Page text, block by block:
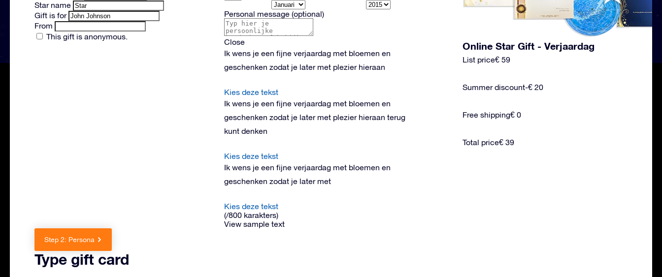
Star name
Gift is for
From
This gift is anonymous.
Personal message (optional)
Close
Ik wens je een fijne verjaardag met bloemen en
geschenken zodat je later met plezier hieraan
Kies deze tekst
Ik wens je een fijne verjaardag met bloemen en
geschenken zodat je later met plezier hieraan terug
kunt denken
Kies deze tekst
Ik wens je een fijne verjaardag met bloemen en
geschenken zodat je later met
Kies deze tekst
(/800 karakters)
View sample text
Step 2: Persona
Type gift card
Online Star Gift - Verjaardag
List price€ 59
Summer discount-€ 20
Free shipping€ 0
Total price€ 39